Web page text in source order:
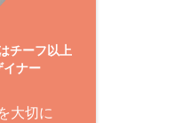
チーフ以上
イナー
大切に